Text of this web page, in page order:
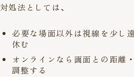
対処法としては、
必要な場面以外は視線を少し
休む
オンラインなら画面との距離
調整する